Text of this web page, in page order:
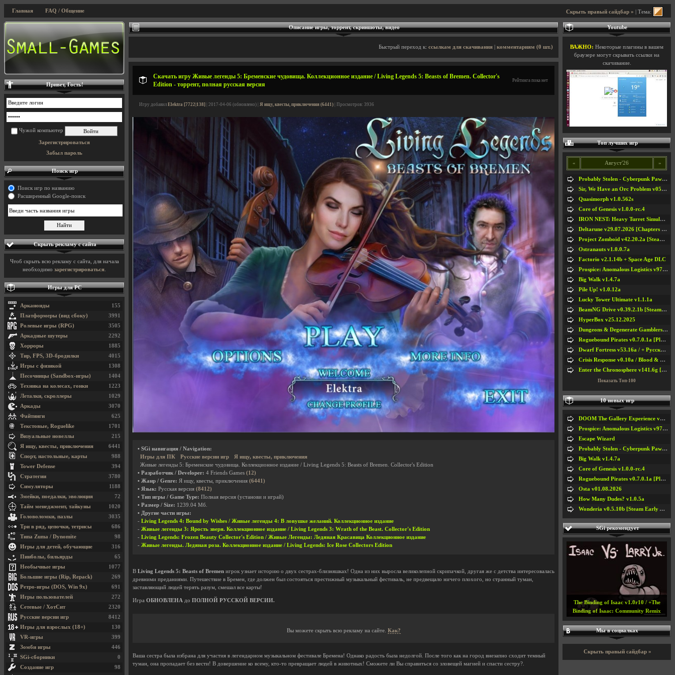
Скрыть правый сайдбар » | Тема:
Главная FAQ / Общение
Описание игры, торрент, скриншоты, видео
Быстрый переход к: ссылкам для скачивания комментариям (0 шт.)
Скачать игру Живые легенды 5: Бременские чудовища. Коллекционное издание / Living Legends 5: Beasts of Bremen. Collector's
Edition - торрент, полная русская версия
Рейтинга пока нет
Игру добавил Elektra [7722|138] | 2017-04-06 (обновлено) | Я ищу, квесты, приключения (6441) | Просмотров: 3936
• SGi навигация / Navigation:
Игры для ПК
Русские версии игр
Я ищу, квесты, приключения
Живые легенды 5: Бременские чудовища. Коллекционное издание / Living Legends 5: Beasts of Bremen. Collector's Edition
• Разработчик / Developer: 4 Friends Games (12)
• Жанр / Genre: Я ищу, квесты, приключения (6441)
• Язык: Русская версия (8412)
• Тип игры / Game Type: Полная версия (установи и играй)
• Размер / Size: 1239.04 Мб.
• Другие части игры:
- Living Legends 4: Bound by Wishes / Живые легенды 4: В ловушке желаний. Коллекционное издание
- Живые легенды 3: Ярость зверя. Коллекционное издание / Living Legends 3: Wrath of the Beast. Collector's Edition
- Living Legends: Frozen Beauty Collector's Edition / Живые Легенды: Ледяная Красавица Коллекционное издание
- Живые легенды. Ледяная роза. Коллекционное издание / Living Legends: Ice Rose Collectors Edition
В Living Legends 5: Beasts of Bremen игрок узнает историю о двух сестрах-близняшках! Одна из них выросла великолепной скрипачкой, другая же с детства интересовалась
древними преданиями. Путешествие в Бремен, где должен был состояться престижный музыкальный фестиваль, не предвещало ничего плохого, но странный туман,
заставляющий людей терять разум, смешал все карты!
Игра ОБНОВЛЕНА до ПОЛНОЙ РУССКОЙ ВЕРСИИ.
Вы можете скрыть всю рекламу на сайте. Как?
Ваша сестра была избрана для участия в легендарном музыкальном фестивале Бремена! Однако радость была недолгой. После того как на город внезапно сходит темный
туман, она пропадает без вести! В довершение ко всему, кто-то превращает людей в животных! Сможете ли Вы справиться со зловещей магией и спасти сестру?.
Привет, Гость!
Чужой компьютер
Зарегистрироваться
Забыл пароль
Поиск игр
Поиск игр по названию
Расширенный Google-поиск
Скрыть рекламу с сайта
Чтоб скрыть всю рекламу с сайта, для начала
необходимо зарегистрироваться
Игры для PC
155
Арканоиды
3991
Платформеры (вид сбоку)
3505
Ролевые игры (RPG)
2292
Аркадные шутеры
1885
Хорроры
4015
Тир, FPS, 3D-бродилки
1308
Игры с физикой
1404
Песочницы (Sandbox-игры)
1223
Техника на колесах, гонки
1029
Леталки, скроллеры
3070
Аркады
625
Файтинги
1701
Текстовые, Roguelike
215
Визуальные новеллы
6441
Я ищу, квесты, приключения
988
Спорт, настольные, карты
394
Tower Defense
3780
Стратегии
1188
Симуляторы
72
Змейки, поедалки, эволюция
1020
Тайм менеджмент, тайкуны
3035
Головоломки, пазлы
686
Три в ряд, цепочки, тетрисы
98
Типа Zuma / Dynomite
316
Игры для детей, обучающие
65
Пинболы, бильярды
1077
Необычные игры
269
Большие игры (Rip, Repack)
691
Ретро-игры (DOS, Win 9x)
272
Игры пользователей
2320
Сетевые / ХотСит
8412
Русские версии игр
130
Игры для взрослых (18+)
399
VR-игры
446
Зомби игры
0
SGi-сборники
98
Создание игр
Youtube
ВАЖНО: Некоторые плагины в вашем
браузере могут скрывать ссылки на
скачивание.
Топ лучших игр
« Август'26 »
Probably Stolen - Cyberpunk Pawnshop Simulator v048c [Playtest]
Sir, We Have an Orc Problem v05.08.2026
Quasimorph v1.0.562s
Core of Genesis v1.0.0-rc.4
IRON NEST: Heavy Turret Simulator v1.0a
Deltarune v29.07.2026 [Chapters 1-5] / + RUS [Chapters 1-5]
Project Zomboid v42.20.2a [Steam Early Access]
Ostranauts v1.0.0.7a
Factorio v2.1.14b + Space Age DLC
Prospice: Anomalous Logistics v97 [Playtest]
Big Walk v1.4.7a
Pile Up! v1.0.12a
Lucky Tower Ultimate v1.1.1a
BeamNG Drive v0.39.2.1b [Steam Early Access]
HyperBox v25.12.2025
Dungeons & Degenerate Gamblers v2.0.2a
Roguebound Pirates v0.7.0.1a [Playtest]
Dwarf Fortress v53.16a / + Русская Версия v50.12a
Crisis Response v0.10a / Blood & Bullet
Enter the Chronosphere v141.6g [Steam Early Access]
Показать Топ-100
10 новых игр
DOOM The Gallery Experience v1.4.2
Prospice: Anomalous Logistics v97 [Playtest]
Escape Wizard
Probably Stolen - Cyberpunk Pawnshop Simulator v048c [Playtest]
Big Walk v1.4.7a
Core of Genesis v1.0.0-rc.4
Roguebound Pirates v0.7.0.1a [Playtest]
Osta v01.08.2026
How Many Dudes? v1.0.5a
Wonderia v0.5.10b [Steam Early Access]
SGi рекомендует
Detonate v1.2
Мы в социалках
Скрыть правый сайдбар »